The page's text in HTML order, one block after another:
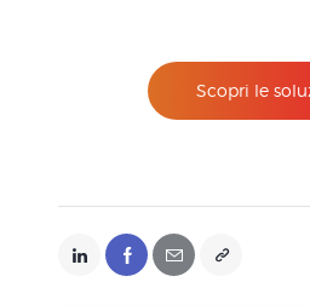
Scopri le